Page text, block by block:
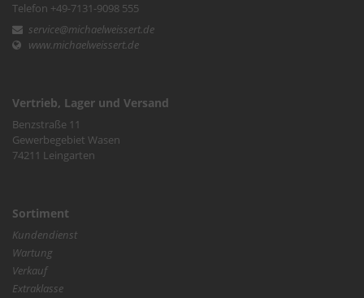
Telefon +49-7131-9098 555
service@michaelweissert.de
www.michaelweissert.de
Vertrieb, Lager und Versand
Benzstraße 11
Gewerbegebiet Wasen
74211 Leingarten
Sortiment
Kundendienst
Wartung
Verkauf
Extraklasse